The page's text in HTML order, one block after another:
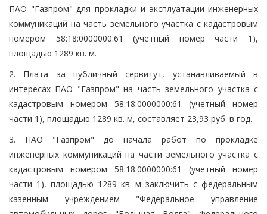
ПАО "Газпром" для прокладки и эксплуатации инженерных
коммуникаций на часть земельного участка с кадастровым
номером 58:18:0000000:61 (учетный номер части 1),
площадью 1289 кв. м.
2. Плата за публичный сервитут, устанавливаемый в
интересах ПАО "Газпром" на часть земельного участка с
кадастровым номером 58:18:0000000:61 (учетный номер
части 1), площадью 1289 кв. м, составляет 23,93 руб. в год.
3. ПАО "Газпром" до начала работ по прокладке
инженерных коммуникаций на части земельного участка с
кадастровым номером 58:18:0000000:61 (учетный номер
части 1), площадью 1289 кв. м заключить с федеральным
казенным учреждением "Федеральное управление